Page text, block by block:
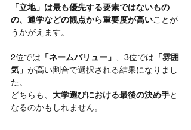
「立地」は最も優先する要素ではないもの
の、通学などの観点から重要度が高いことが
うかがえます。
2位では 「ネームバリュー」 、3位では 「雰囲
気」 が高い割合で選択される結果になりまし
た。
どちらも、 大学選びにおける最後の決め手と
なるのかもしれません。